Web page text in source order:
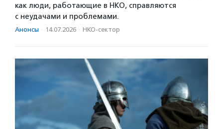
как люди, работающие в НКО, справляются
с неудачами и проблемами.
Анонсы · 14.07.2026 · НКО-сектор